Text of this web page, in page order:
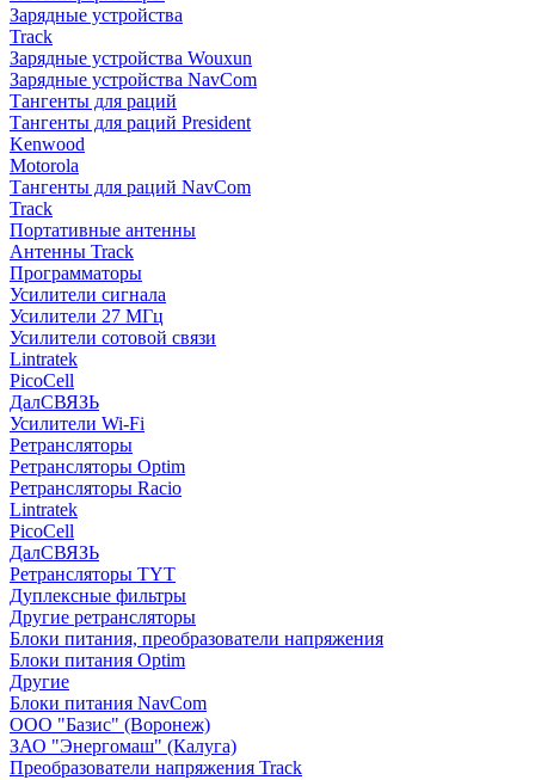
Зарядные устройства
Track
Зарядные устройства Wouxun
Зарядные устройства NavCom
Тангенты для раций
Тангенты для раций President
Kenwood
Motorola
Тангенты для раций NavCom
Track
Портативные антенны
Антенны Track
Программаторы
Усилители сигнала
Усилители 27 МГц
Усилители сотовой связи
Lintratek
PicoCell
ДалСВЯЗЬ
Усилители Wi-Fi
Ретрансляторы
Ретрансляторы Optim
Ретрансляторы Racio
Lintratek
PicoCell
ДалСВЯЗЬ
Ретрансляторы TYT
Дуплексные фильтры
Другие ретрансляторы
Блоки питания, преобразователи напряжения
Блоки питания Optim
Другие
Блоки питания NavCom
ООО "Базис" (Воронеж)
ЗАО "Энергомаш" (Калуга)
Преобразователи напряжения Track